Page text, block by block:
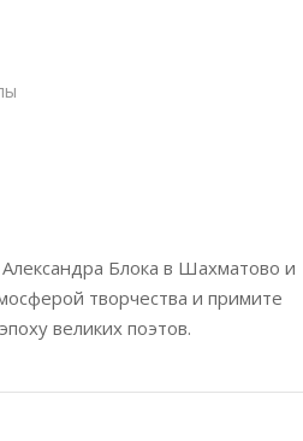
Блока в Шахматово и
творчества и примите
великих поэтов.